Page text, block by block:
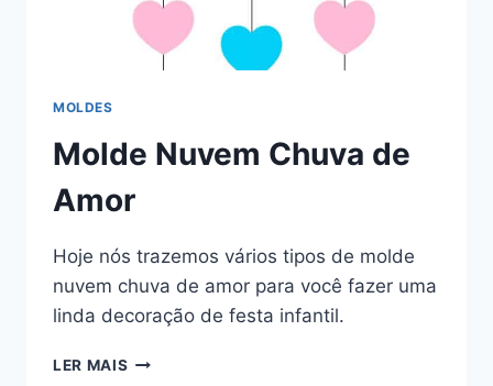
MOLDES
Molde Nuvem Chuva de
Amor
Hoje nós trazemos vários tipos de molde
nuvem chuva de amor para você fazer uma
linda decoração de festa infantil.
LER MAIS MOLDE